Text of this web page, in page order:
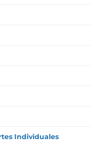
Individuales